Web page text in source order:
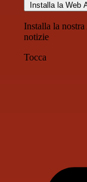
Installa la Web
Installa la
notizie
Tocca